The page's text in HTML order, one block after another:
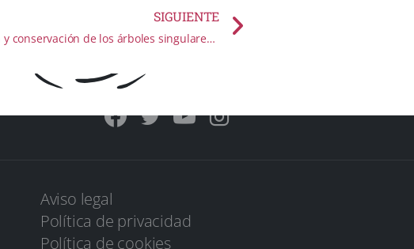
SIGUIENTE
Trabajos de protección y conservación de los árboles singulares de Mirafllores de la Sierra
Aviso legal
Política de privacidad
Política de cookies